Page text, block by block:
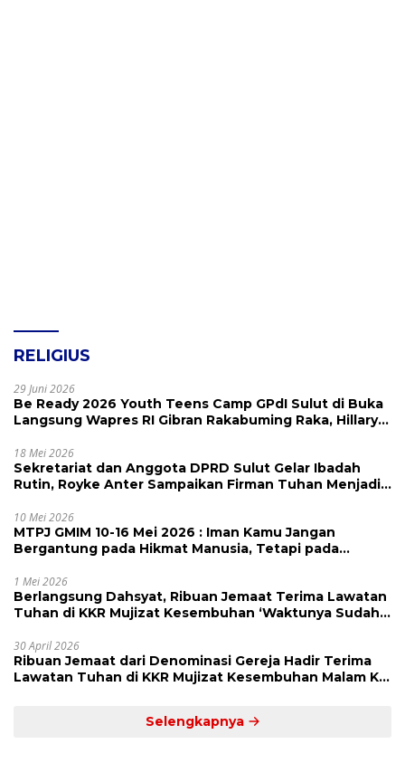
RELIGIUS
29 Juni 2026
Be Ready 2026 Youth Teens Camp GPdI Sulut di Buka
Langsung Wapres RI Gibran Rakabuming Raka, Hillary
18 Mei 2026
Sekretariat dan Anggota DPRD Sulut Gelar Ibadah
Rutin, Royke Anter Sampaikan Firman Tuhan Menjadi
10 Mei 2026
MTPJ GMIM 10-16 Mei 2026 : Iman Kamu Jangan
Bergantung pada Hikmat Manusia, Tetapi pada
1 Mei 2026
Berlangsung Dahsyat, Ribuan Jemaat Terima Lawatan
Tuhan di KKR Mujizat Kesembuhan ‘Waktunya Sudah
30 April 2026
Ribuan Jemaat dari Denominasi Gereja Hadir Terima
Lawatan Tuhan di KKR Mujizat Kesembuhan Malam Ke
Selengkapnya